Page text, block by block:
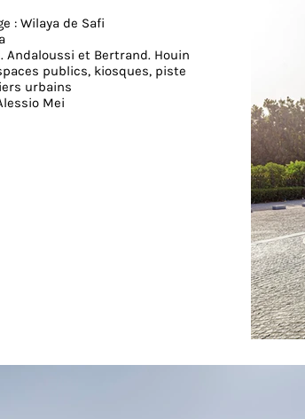
DE L'AVENUE
YOUSSEF
: Wilaya de Safi
Andaloussi et Bertrand. Houin
publics, kiosques, piste
urbains
Mei